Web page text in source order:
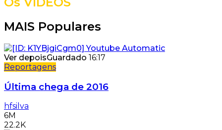
MAIS Populares
Ver depoisGuardado 16:17
Reportagens
Última chega de 2016
hfsilva
6M
22.2K